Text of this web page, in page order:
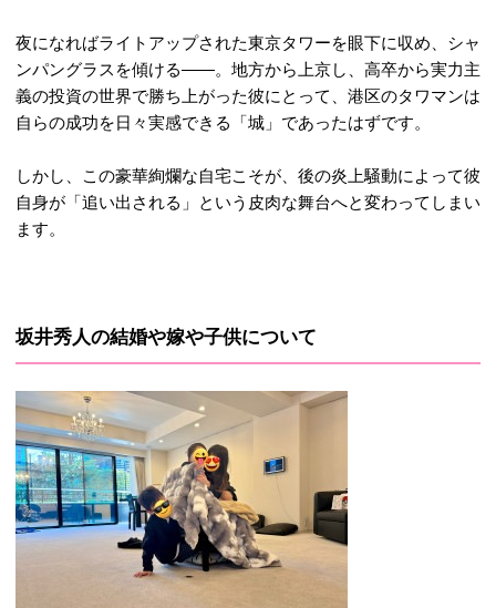
夜になればライトアップされた東京タワーを眼下に収め、シャ
ンパングラスを傾ける――。地方から上京し、高卒から実力主
義の投資の世界で勝ち上がった彼にとって、港区のタワマンは
自らの成功を日々実感できる「城」であったはずです。
しかし、この豪華絢爛な自宅こそが、後の炎上騒動によって彼
自身が「追い出される」という皮肉な舞台へと変わってしまい
ます。
坂井秀人の結婚や嫁や子供について